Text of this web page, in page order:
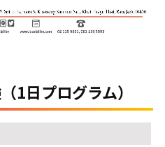
1日プログラム）